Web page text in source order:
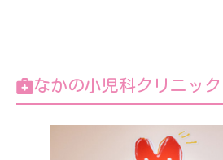
なかの小児科クリニック